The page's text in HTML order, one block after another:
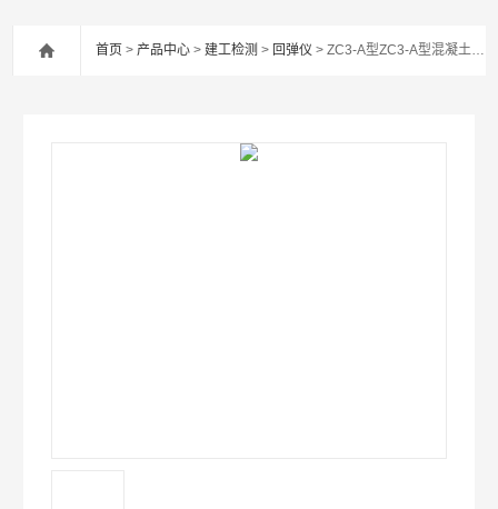
首页 >产品中心 > 建工检测 > 回弹仪 > ZC3-A型ZC3-A型混凝土回弹仪